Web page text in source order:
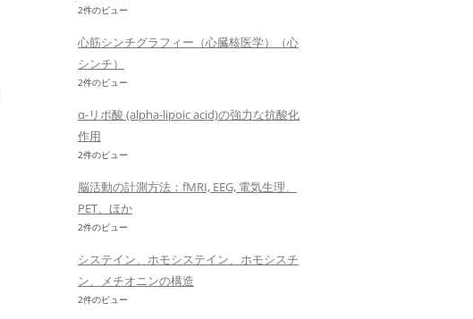
2件のビュー
心筋シンチグラフィー（心臓核医学）（心
シンチ）
2件のビュー
α-リポ酸 (alpha-lipoic acid)の強力な抗酸化
作用
2件のビュー
脳活動の計測方法：fMRI, EEG, 電気生理、
PET、ほか
2件のビュー
システイン、ホモシステイン、ホモシスチ
ン、メチオニンの構造
2件のビュー